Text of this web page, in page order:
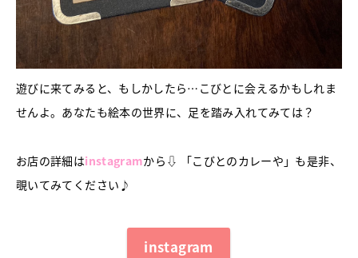
遊びに来てみると、もしかしたら…こびとに会えるかもしれま
せんよ。あなたも絵本の世界に、足を踏み入れてみては？
お店の詳細はinstagramから⇩ 「こびとのカレーや」も是非、
覗いてみてください♪
instagram